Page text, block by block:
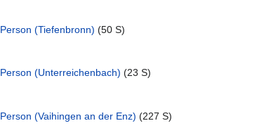
Person (Tiefenbronn) (50 S)
Person (Unterreichenbach) (23 S)
Person (Vaihingen an der Enz) (227 S)